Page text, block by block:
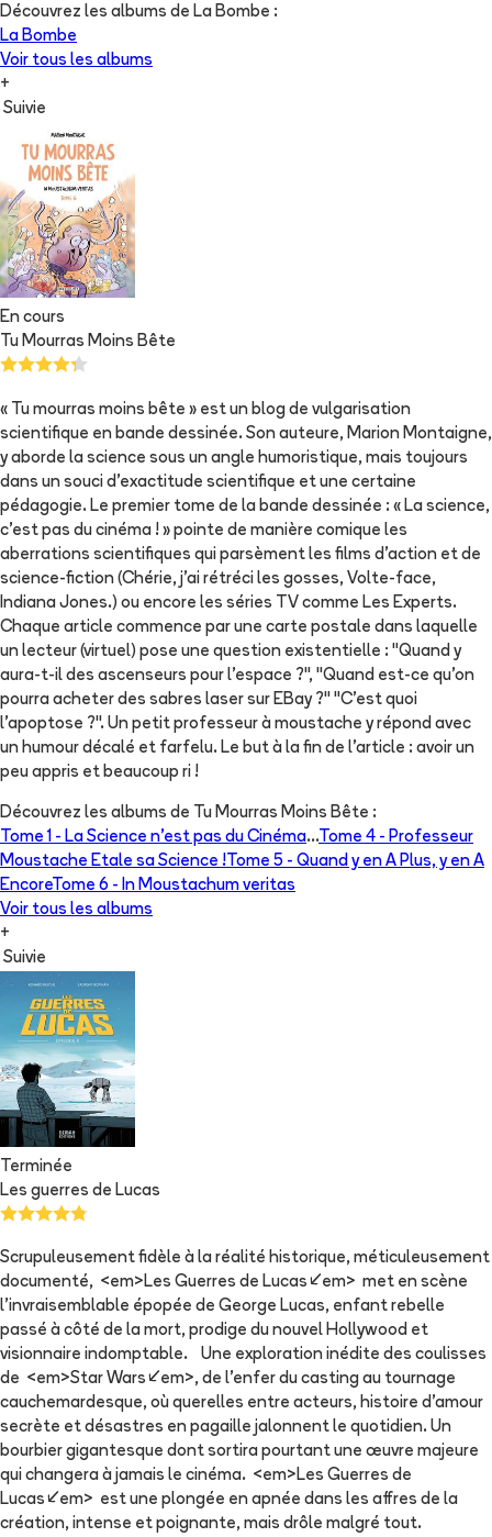
Découvrez les albums de La Bombe :
La Bombe
Voir tous les albums
+
Suivie
En cours
Tu Mourras Moins Bête
« Tu mourras moins bête » est un blog de vulgarisation
scientifique en bande dessinée. Son auteure, Marion Montaigne,
y aborde la science sous un angle humoristique, mais toujours
dans un souci d'exactitude scientifique et une certaine
pédagogie. Le premier tome de la bande dessinée : « La science,
c'est pas du cinéma ! » pointe de manière comique les
aberrations scientifiques qui parsèment les films d'action et de
science-fiction (Chérie, j'ai rétréci les gosses, Volte-face,
Indiana Jones.) ou encore les séries TV comme Les Experts.
Chaque article commence par une carte postale dans laquelle
un lecteur (virtuel) pose une question existentielle : "Quand y
aura-t-il des ascenseurs pour l'espace ?", "Quand est-ce qu'on
pourra acheter des sabres laser sur EBay ?" "C'est quoi
l'apoptose ?". Un petit professeur à moustache y répond avec
un humour décalé et farfelu. Le but à la fin de l'article : avoir un
peu appris et beaucoup ri !
Découvrez les albums de Tu Mourras Moins Bête :
Tome 1 - La Science n'est pas du Cinéma...Tome 4 - Professeur
Moustache Etale sa Science ! Tome 5 - Quand y en A Plus, y en A
EncoreTome 6 - In Moustachum veritas
Voir tous les albums
+
Suivie
Terminée
Les guerres de Lucas
Scrupuleusement fidèle à la réalité historique, méticuleusement
documenté, <em>Les Guerres de Lucas</em> met en scène
l’invraisemblable épopée de George Lucas, enfant rebelle
passé à côté de la mort, prodige du nouvel Hollywood et
visionnaire indomptable. Une exploration inédite des coulisses
de <em>Star Wars</em>, de l’enfer du casting au tournage
cauchemardesque, où querelles entre acteurs, histoire d’amour
secrète et désastres en pagaille jalonnent le quotidien. Un
bourbier gigantesque dont sortira pourtant une œuvre majeure
qui changera à jamais le cinéma. <em>Les Guerres de
Lucas</em> est une plongée en apnée dans les affres de la
création, intense et poignante, mais drôle malgré tout.